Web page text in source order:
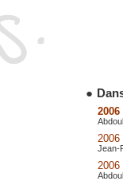
●
2006
2006
Jean-
2006